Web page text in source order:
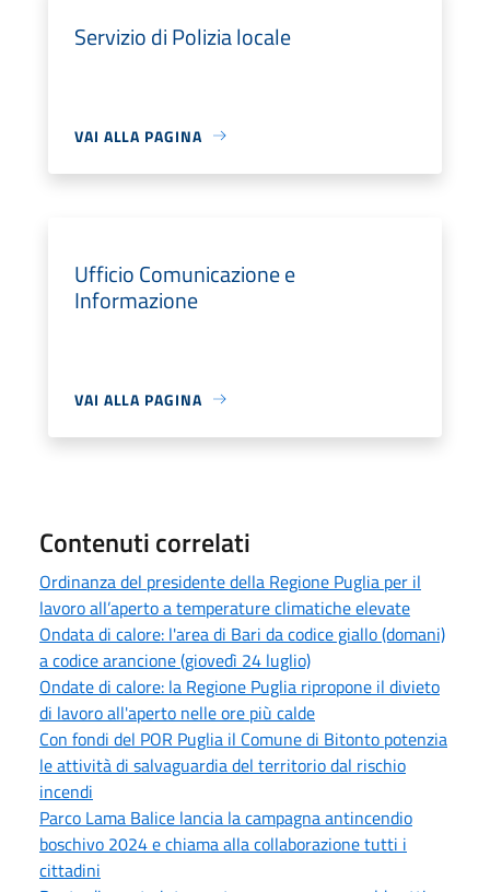
Servizio di Polizia locale
VAI ALLA PAGINA
Ufficio Comunicazione e
Informazione
VAI ALLA PAGINA
Contenuti correlati
Ordinanza del presidente della Regione Puglia per il
lavoro all’aperto a temperature climatiche elevate
Ondata di calore: l'area di Bari da codice giallo (domani)
a codice arancione (giovedì 24 luglio)
Ondate di calore: la Regione Puglia ripropone il divieto
di lavoro all'aperto nelle ore più calde
Con fondi del POR Puglia il Comune di Bitonto potenzia
le attività di salvaguardia del territorio dal rischio
incendi
Parco Lama Balice lancia la campagna antincendio
boschivo 2024 e chiama alla collaborazione tutti i
cittadini